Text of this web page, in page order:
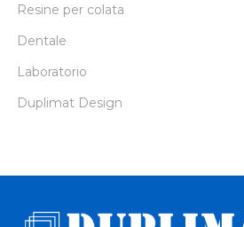
Resine per colata
Dentale
Laboratorio
Duplimat Design